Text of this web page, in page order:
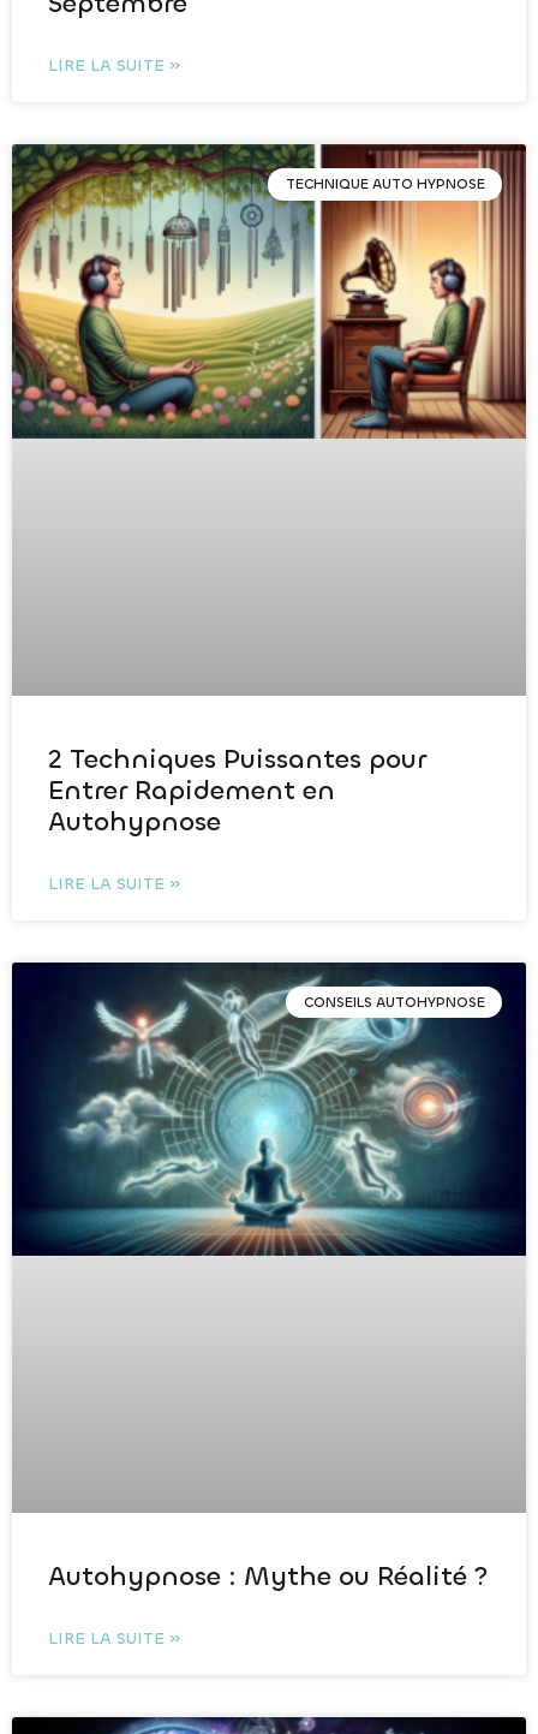
LIRE LA SUITE »
TECHNIQUE AUTO HYPNOSE
2 Techniques Puissantes pour
Entrer Rapidement en
Autohypnose
LIRE LA SUITE »
CONSEILS AUTOHYPNOSE
Autohypnose : Mythe ou Réalité ?
LIRE LA SUITE »